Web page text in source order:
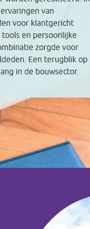
van
voor klantgericht
en persoonlijke
zorgde voor
Een terugblik op
in de bouwsector.